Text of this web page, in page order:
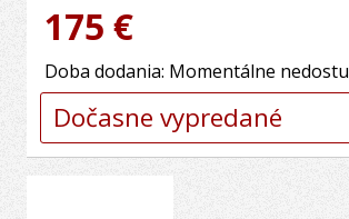
175 €
Doba dodania: Momentálne
Dočasne vypredané